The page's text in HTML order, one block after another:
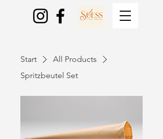
Start
All Products
Spritzbeutel Set